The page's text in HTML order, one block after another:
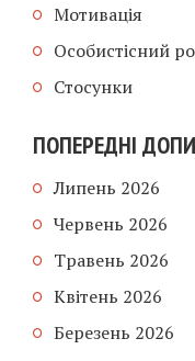
Мотивація
Особистісний
Стосунки
ПОПЕРЕДНІ
Липень 2026
Червень 2026
Травень 2026
Квітень 2026
Березень 2026